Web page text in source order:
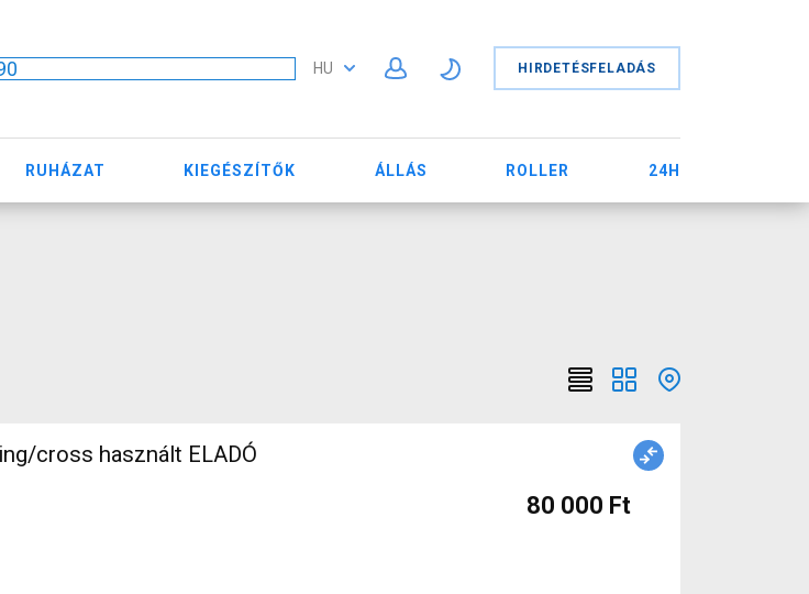
HU HIRDETÉSFELADÁS
RUHÁZAT KIEGÉSZÍTŐK ÁLLÁS ROLLER 24H
cross használt ELADÓ
80 000 Ft